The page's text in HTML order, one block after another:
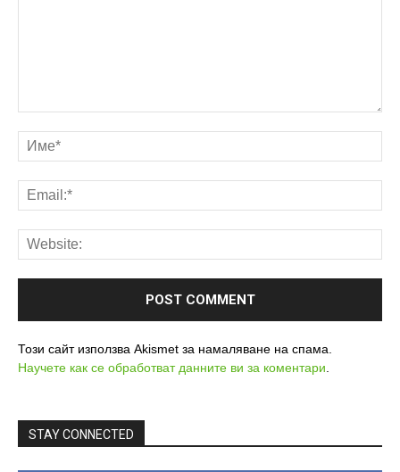
Този сайт използва Akismet за намаляване на спама.
Научете как се обработват данните ви за коментари
STAY CONNECTED